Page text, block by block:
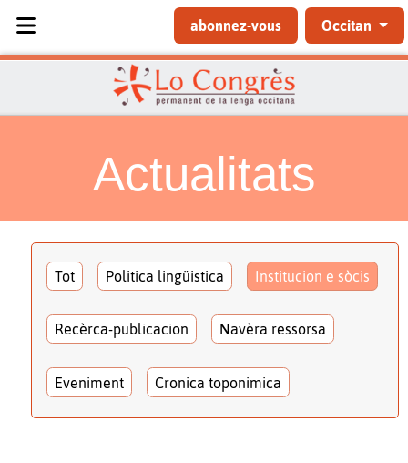
abonnez-vous Occitan
Actualitats
Tot Politica lingüistica Institucion e sòcis
Recèrca-publicacion Navèra ressorsa
Eveniment Cronica toponimica